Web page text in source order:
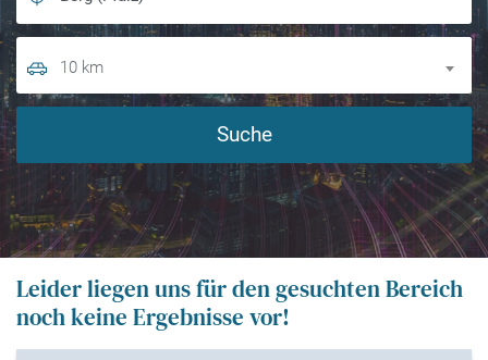
10 km
Suche
Leider liegen uns für den gesuchten Bereich
noch keine Ergebnisse vor!